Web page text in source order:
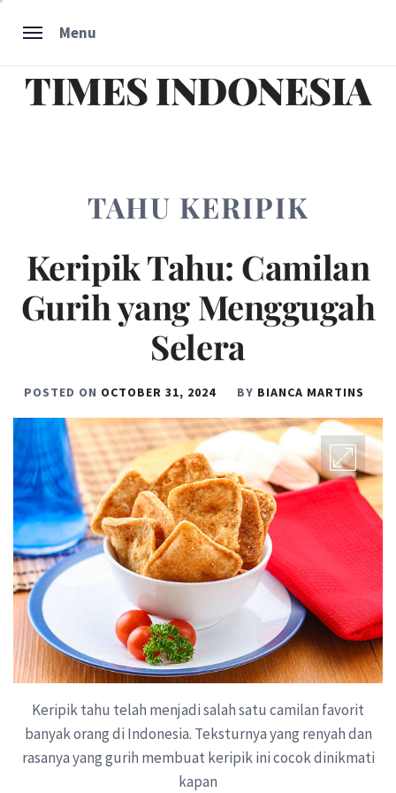
Menu
TIMES INDONESIA
TAHU KERIPIK
Keripik Tahu: Camilan
Gurih yang Menggugah
Selera
POSTED ON OCTOBER 31, 2024 BY BIANCA MARTINS
Keripik tahu telah menjadi salah satu camilan favorit
banyak orang di Indonesia. Teksturnya yang renyah dan
rasanya yang gurih membuat keripik ini cocok dinikmati
kapan